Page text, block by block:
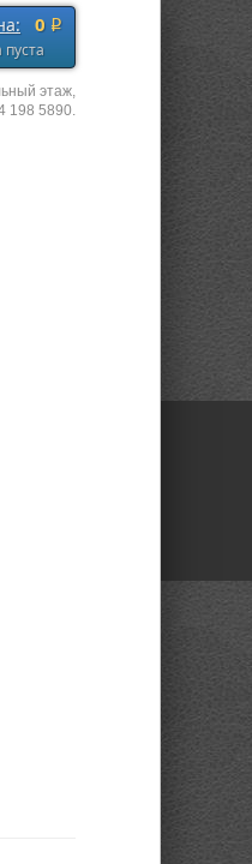
0 q
этаж,
198 5890.